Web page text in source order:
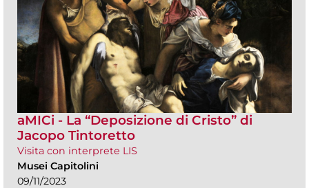
aMICi - La “Deposizione di Cristo” di
Jacopo Tintoretto
Visita con interprete LIS
Musei Capitolini
09/11/2023